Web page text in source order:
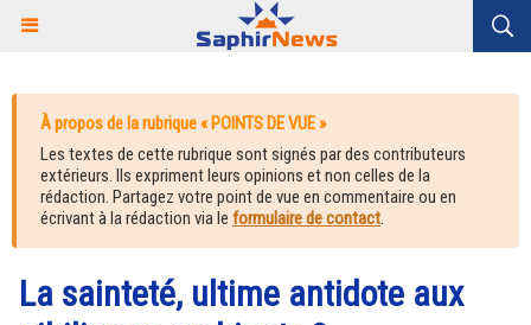
À propos de la rubrique « POINTS DE VUE »
Les textes de cette rubrique sont signés par des contributeurs
extérieurs. Ils expriment leurs opinions et non celles de la
rédaction. Partagez votre point de vue en commentaire ou en
écrivant à la rédaction via le formulaire de contact.
La sainteté, ultime antidote aux